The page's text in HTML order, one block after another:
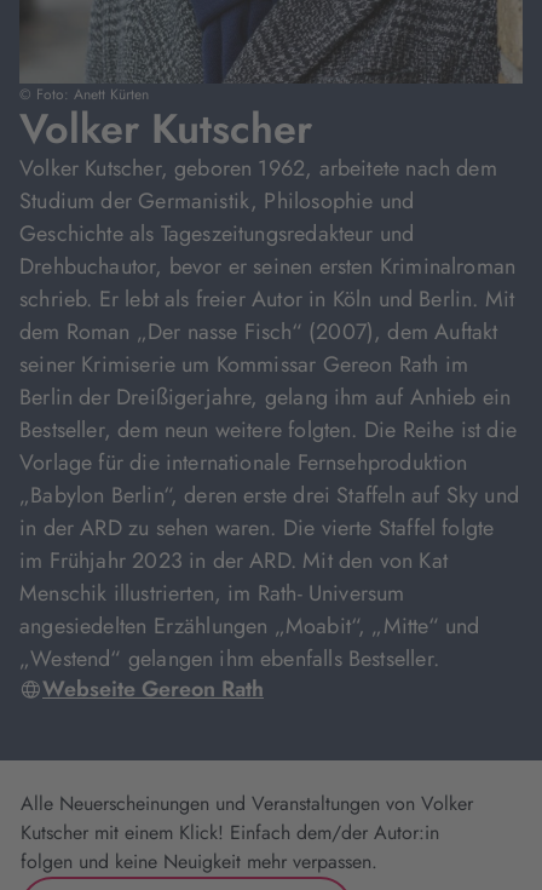
© Foto: Anett Kürten
Volker Kutscher
Volker Kutscher, geboren 1962, arbeitete nach dem
Studium der Germanistik, Philosophie und
Geschichte als Tageszeitungsredakteur und
Drehbuchautor, bevor er seinen ersten Kriminalroman
schrieb. Er lebt als freier Autor in Köln und Berlin. Mit
dem Roman „Der nasse Fisch“ (2007), dem Auftakt
seiner Krimiserie um Kommissar Gereon Rath im
Berlin der Dreißigerjahre, gelang ihm auf Anhieb ein
Bestseller, dem neun weitere folgten. Die Reihe ist die
Vorlage für die internationale Fernsehproduktion
„Babylon Berlin“, deren erste drei Staffeln auf Sky und
in der ARD zu sehen waren. Die vierte Staffel folgte
im Frühjahr 2023 in der ARD. Mit den von Kat
Menschik illustrierten, im Rath- Universum
angesiedelten Erzählungen „Moabit“, „Mitte“ und
„Westend“ gelangen ihm ebenfalls Bestseller.
Webseite Gereon Rath
Alle Neuerscheinungen und Veranstaltungen von Volker
Kutscher mit einem Klick! Einfach dem/der Autor:in
folgen und keine Neuigkeit mehr verpassen.